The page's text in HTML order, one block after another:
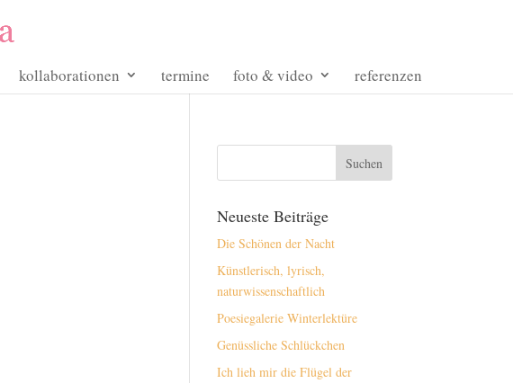
kollaborationen termine foto & video referenzen
Neueste Beiträge
Die Schönen der Nacht
Künstlerisch, lyrisch,
naturwissenschaftlich
Poesiegalerie Winterlektüre
Genüssliche Schlückchen
Ich lieh mir die Flügel der